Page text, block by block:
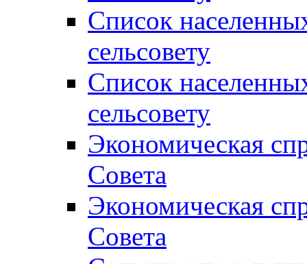
Список
сельсовету
Список
сельсовету
Экономическая
Совета
Экономическая
Совета